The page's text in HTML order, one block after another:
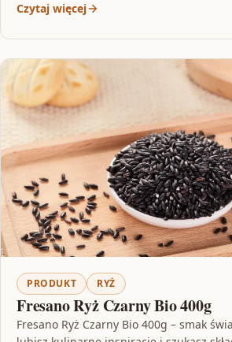
Czytaj więcej
PRODUKT RYŻ
Fresano Ryż Czarny Bio 400g
Fresano Ryż Czarny Bio 400g – smak